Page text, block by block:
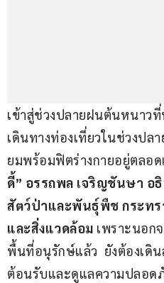
เข้าสู่ช่วงปลายฝนต้นหนาว
เดินทางท่องเที่ยวในช่วงปล
ยมพร้อมฟิตร่างกายอยู่ตลอด
ดี้” อรรถพล เจริญชันษา อ
สัตว์ป่าและพันธุ์พืช กระทร
และสิ่งแวดล้อม เพราะนอก
พื้นที่อนุรักษ์แล้ว  ยังต้องเดิ
ต้อนรับและดูแลความปลอด